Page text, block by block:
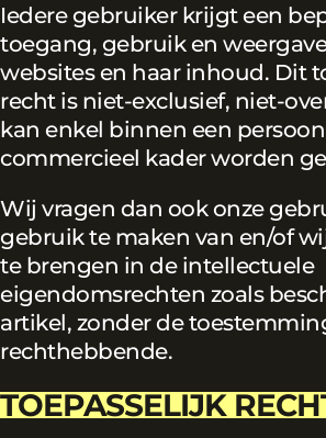
Iedere gebruiker krijgt een
toegang, gebruik en
websites en haar inhoud. Dit
recht is niet-exclusief, niet-
kan enkel binnen een
commercieel kader worden
Wij vragen dan ook onze
gebruik te maken van en/of
te brengen in de intellectuele
eigendomsrechten zoals
artikel, zonder de
rechthebbende.
TOEPASSELIJK